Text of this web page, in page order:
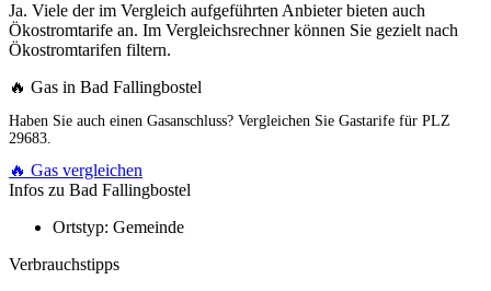
Ja. Viele der im Vergleich aufgeführten Anbieter bieten auch
Ökostromtarife an. Im Vergleichsrechner können Sie gezielt nach
Ökostromtarifen filtern.
🔥 Gas in Bad Fallingbostel
Haben Sie auch einen Gasanschluss? Vergleichen Sie Gastarife für PLZ
29683.
🔥 Gas vergleichen
Infos zu Bad Fallingbostel
Ortstyp: Gemeinde
Verbrauchstipps